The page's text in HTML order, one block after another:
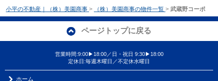
小平の不動産｜（株）美園商事 > （株）美園商事の物件一覧 > 武蔵野コーポ
ページトップに戻る
営業時間:9:00▶18:00／日・祝日 9:30▶18:00
定休日:毎週木曜日／不定休水曜日
ホーム